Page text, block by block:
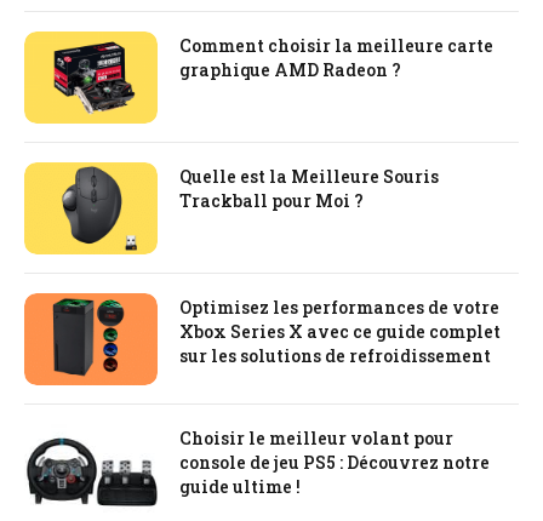
Comment choisir la meilleure carte
graphique AMD Radeon ?
Quelle est la Meilleure Souris
Trackball pour Moi ?
Optimisez les performances de votre
Xbox Series X avec ce guide complet
sur les solutions de refroidissement
Choisir le meilleur volant pour
console de jeu PS5 : Découvrez notre
guide ultime !